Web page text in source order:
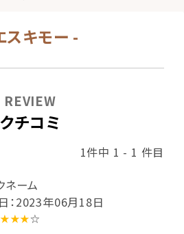
キモー -
クチコミ
REVIEW
1件中 1 - 1 件目
ネーム
：2023年06月18日
☆